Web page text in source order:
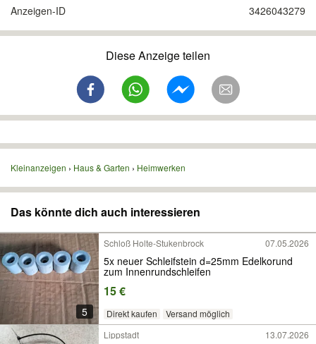
Anzeigen-ID 3426043279
Diese Anzeige teilen
Kleinanzeigen Haus & Garten Heimwerken
Das könnte dich auch interessieren
5
Schloß Holte-Stukenbrock 07.05.2026
5x neuer Schleifstein d=25mm Edelkorund
zum Innenrundschleifen
15 €
Direkt kaufen Versand möglich
Lippstadt 13.07.2026